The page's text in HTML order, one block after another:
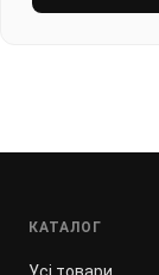
КАТАЛОГ